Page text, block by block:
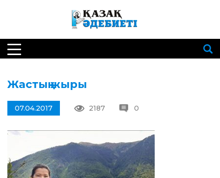
Жастық жыры
07.04.2017 2187 0